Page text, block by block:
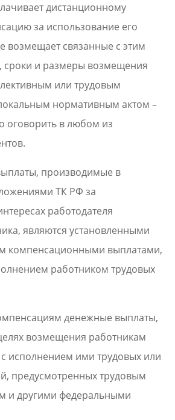
дистанционному
за использование его
возмещает связанные с этим
сроки и размеры возмещения
или трудовым
нормативным актом –
оговорить в любом из
производимые в
ТК РФ за
работодателя
являются установленными
компенсационными выплатами,
работником трудовых
денежные выплаты,
возмещения работникам
с исполнением ими трудовых или
предусмотренных трудовым
и другими федеральными